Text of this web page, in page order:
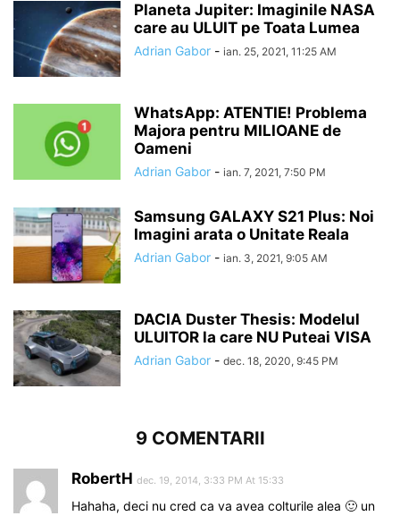
Planeta Jupiter: Imaginile NASA
care au ULUIT pe Toata Lumea
Adrian Gabor - ian. 25, 2021, 11:25 AM
WhatsApp: ATENTIE! Problema
Majora pentru MILIOANE de
Oameni
Adrian Gabor - ian. 7, 2021, 7:50 PM
Samsung GALAXY S21 Plus: Noi
Imagini arata o Unitate Reala
Adrian Gabor - ian. 3, 2021, 9:05 AM
DACIA Duster Thesis: Modelul
ULUITOR la care NU Puteai VISA
Adrian Gabor - dec. 18, 2020, 9:45 PM
9 COMENTARII
RobertH dec. 19, 2014, 3:33 PM At 15:33
Hahaha, deci nu cred ca va avea colturile alea 🙂 un